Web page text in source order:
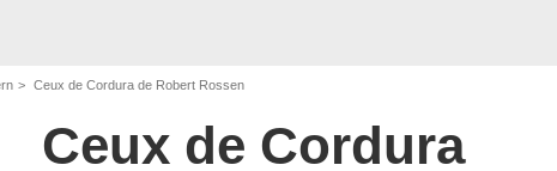
Ceux de Cordura de Robert Rossen
Ceux de Cordura